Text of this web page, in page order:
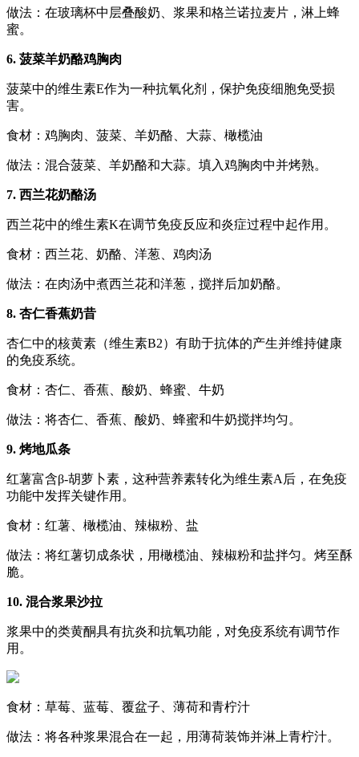
做法：在玻璃杯中层叠酸奶、浆果和格兰诺拉麦片，淋上蜂
蜜。
6. 菠菜羊奶酪鸡胸肉
菠菜中的维生素E作为一种抗氧化剂，保护免疫细胞免受损
害。
食材：鸡胸肉、菠菜、羊奶酪、大蒜、橄榄油
做法：混合菠菜、羊奶酪和大蒜。填入鸡胸肉中并烤熟。
7. 西兰花奶酪汤
西兰花中的维生素K在调节免疫反应和炎症过程中起作用。
食材：西兰花、奶酪、洋葱、鸡肉汤
做法：在肉汤中煮西兰花和洋葱，搅拌后加奶酪。
8. 杏仁香蕉奶昔
杏仁中的核黄素（维生素B2）有助于抗体的产生并维持健康
的免疫系统。
食材：杏仁、香蕉、酸奶、蜂蜜、牛奶
做法：将杏仁、香蕉、酸奶、蜂蜜和牛奶搅拌均匀。
9. 烤地瓜条
红薯富含β-胡萝卜素，这种营养素转化为维生素A后，在免疫
功能中发挥关键作用。
食材：红薯、橄榄油、辣椒粉、盐
做法：将红薯切成条状，用橄榄油、辣椒粉和盐拌匀。烤至酥
脆。
10. 混合浆果沙拉
浆果中的类黄酮具有抗炎和抗氧功能，对免疫系统有调节作
用。
食材：草莓、蓝莓、覆盆子、薄荷和青柠汁
做法：将各种浆果混合在一起，用薄荷装饰并淋上青柠汁。